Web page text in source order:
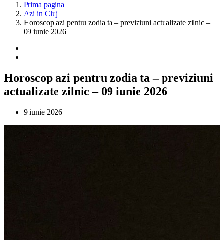
Prima pagina
Azi in Cluj
Horoscop azi pentru zodia ta – previziuni actualizate zilnic –
09 iunie 2026
Horoscop azi pentru zodia ta – previziuni
actualizate zilnic – 09 iunie 2026
9 iunie 2026